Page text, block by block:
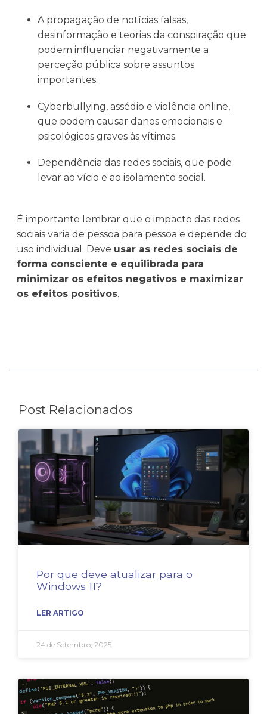
A propagação de notícias falsas,
desinformação e teorias da conspiração que
podem influenciar negativamente a
perceção pública sobre assuntos
importantes.
Cyberbullying, assédio e violência online,
que podem causar danos emocionais e
psicológicos graves às vítimas.
Dependência das redes sociais, que pode
levar ao vício e ao isolamento social.
É importante lembrar que o impacto das redes
sociais varia de pessoa para pessoa e depende do
uso individual. Deve usar as redes sociais de
forma consciente e equilibrada para
minimizar os efeitos negativos e maximizar
os efeitos positivos.
Post Relacionados
Por que deve atualizar para o
Windows 11?
LER ARTIGO
24 de Setembro, 2025